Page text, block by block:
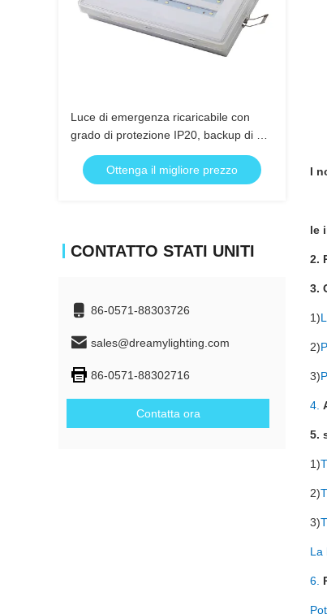
Luce di emergenza ricaricabile con
grado di protezione IP20, backup di 3
ore e batteria Ni-Cd per illuminazione
di evacuazione sicura
Ottenga il migliore prezzo
CONTATTO STATI UNITI
86-0571-88303726
sales@dreamylighting.com
86-0571-88302716
Contatta ora
I
le
2.
3.
1)
2)
3)
4.
5.
1)
2)
3)
La
6.